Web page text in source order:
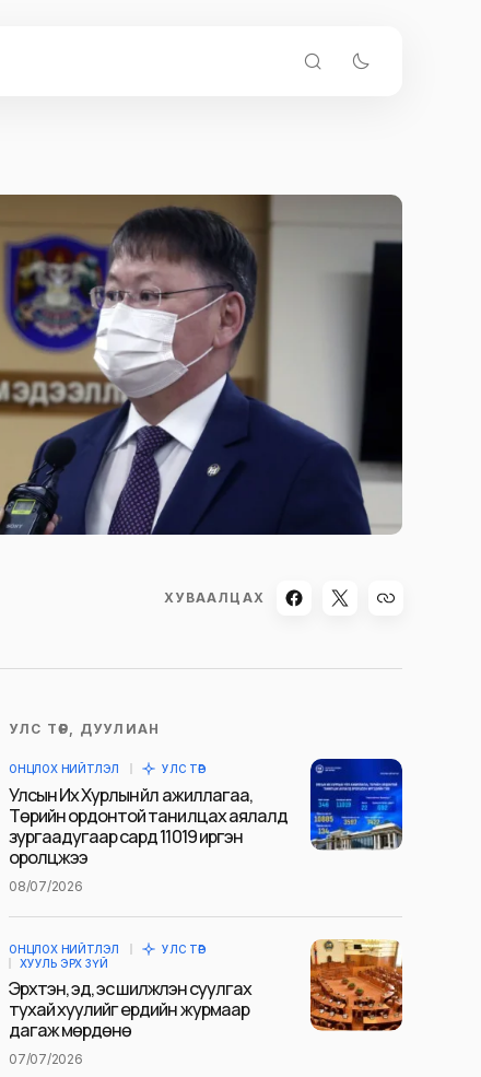
ХУВААЛЦАХ
УЛС ТӨР, ДУУЛИАН
ОНЦЛОХ НИЙТЛЭЛ УЛС ТӨР
Улсын Их Хурлын үйл ажиллагаа,
Төрийн ордонтой танилцах аялалд
зургаадугаар сард 11019 иргэн
оролцжээ
08/07/2026
ОНЦЛОХ НИЙТЛЭЛ
УЛС ТӨР
ХУУЛЬ ЭРХ ЗҮЙ
Эрхтэн, эд, эс шилжүүлэн суулгах
тухай хуулийг ердийн журмаар
дагаж мөрдөнө
07/07/2026